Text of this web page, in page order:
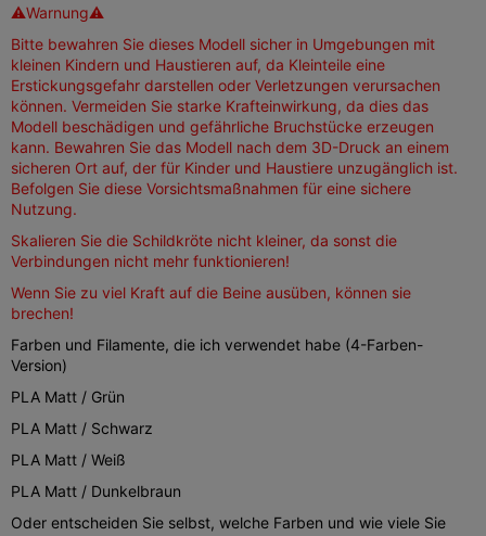
⚠Warnung⚠
Bitte bewahren Sie dieses Modell sicher in Umgebungen mit
kleinen Kindern und Haustieren auf, da Kleinteile eine
Erstickungsgefahr darstellen oder Verletzungen verursachen
können. Vermeiden Sie starke Krafteinwirkung, da dies das
Modell beschädigen und gefährliche Bruchstücke erzeugen
kann. Bewahren Sie das Modell nach dem 3D-Druck an einem
sicheren Ort auf, der für Kinder und Haustiere unzugänglich ist.
Befolgen Sie diese Vorsichtsmaßnahmen für eine sichere
Nutzung.
Skalieren Sie die Schildkröte nicht kleiner, da sonst die
Verbindungen nicht mehr funktionieren!
Wenn Sie zu viel Kraft auf die Beine ausüben, können sie
brechen!
Farben und Filamente, die ich verwendet habe (4-Farben-
Version)
PLA Matt / Grün
PLA Matt / Schwarz
PLA Matt / Weiß
PLA Matt / Dunkelbraun
Oder entscheiden Sie selbst, welche Farben und wie viele Sie